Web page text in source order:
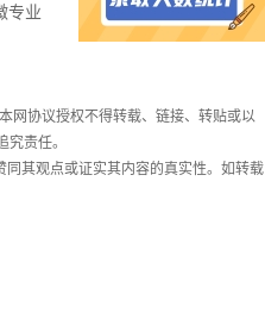
专业
网协议授权不得转载、链接、转贴或以
责任。
其观点或证实其内容的真实性。如转载